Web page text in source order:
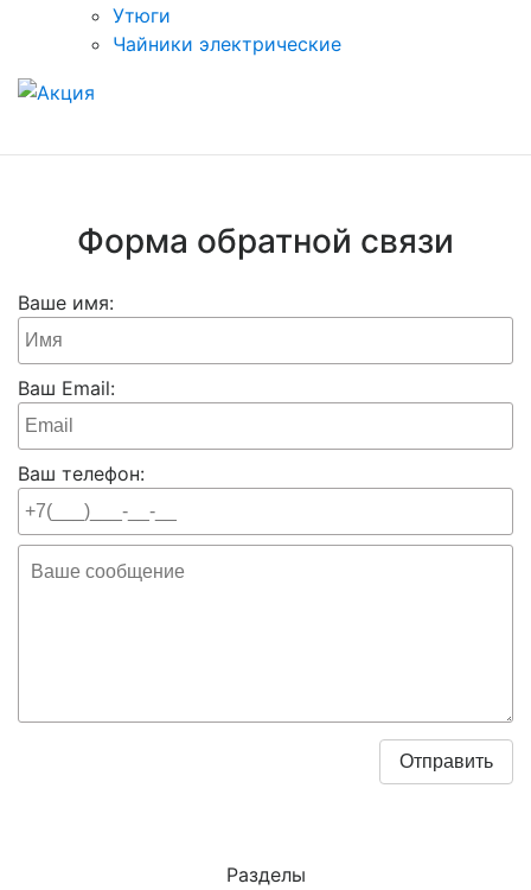
Утюги
Чайники электрические
Форма обратной связи
Ваше имя:
Ваш Email:
Ваш телефон:
Разделы